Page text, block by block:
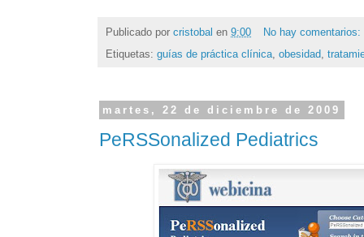
Publicado por cristobal en 9:00
No hay comentarios:
Etiquetas: guías de práctica clínica, obesidad,
martes, 22 de diciembre de 2009
PeRSSonalized Pediatrics